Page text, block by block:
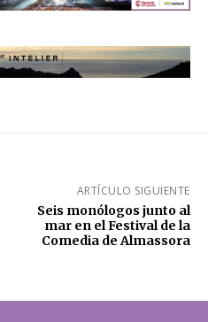
ARTÍCULO SIGUIENTE
Seis monólogos junto al
mar en el Festival de la
Comedia de Almassora